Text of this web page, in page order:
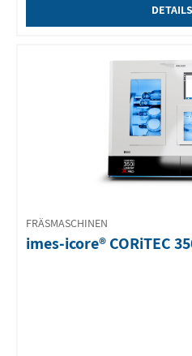
DETAILS
FRÄSMASCHINEN
imes-icore® CORiTEC